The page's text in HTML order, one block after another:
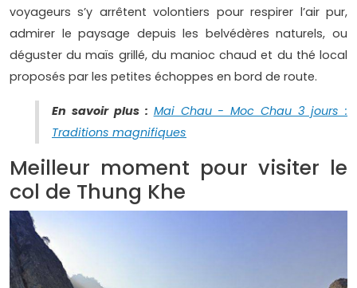
voyageurs s’y arrêtent volontiers pour respirer l’air pur,
admirer le paysage depuis les belvédères naturels, ou
déguster du maïs grillé, du manioc chaud et du thé local
proposés par les petites échoppes en bord de route.
En savoir plus : Mai Chau - Moc Chau 3 jours :
Traditions magnifiques
Meilleur moment pour visiter le
col de Thung Khe